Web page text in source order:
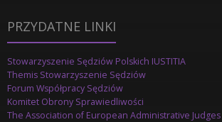
PRZYDATNE LINKI
Stowarzyszenie Sędziów Polskich IUSTITIA
Themis Stowarzyszenie Sędziów
Forum Współpracy Sędziów
Komitet Obrony Sprawiedliwości
The Association of European Administrative Judges